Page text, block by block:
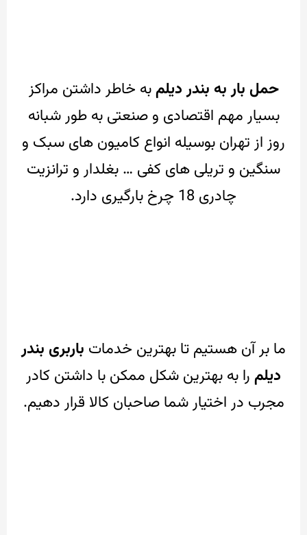
حمل بار به بندر دیلمبه خاطر داشتن مراکز
بسیار مهم اقتصادی و صنعتی به طور شبانه
روز از تهران بوسیله انواع کامیون های سبک و
سنگین و تریلی های کفی … بغلدار و ترانزیت
چادری 18 چرخ بارگیری دارد.
ما بر آن هستیم تا بهترین خدمات باربری بندر
دیلم را به بهترین شکل ممکن با داشتن کادر
مجرب در اختیار شما صاحبان کالا قرار دهیم.